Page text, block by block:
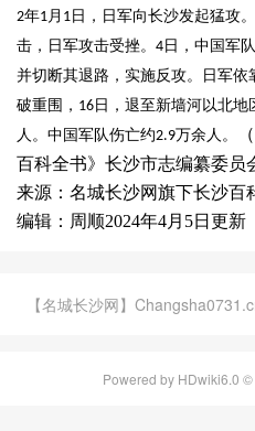
2年1月 1 日，日军向长沙发起猛攻
击，日军攻击受挫。 4 日，中国军队
并切断其退路，实施反攻。日军依
破重围， 16 日，退至新墙河以北
人。中国军队伤亡约2.9万余人。
百科全书》长沙市志编纂委员
来源：名城长沙网旗下长沙百
编辑：周顺2024年4月5日更新
【名城长沙网】
Powered by HDwiki6.0